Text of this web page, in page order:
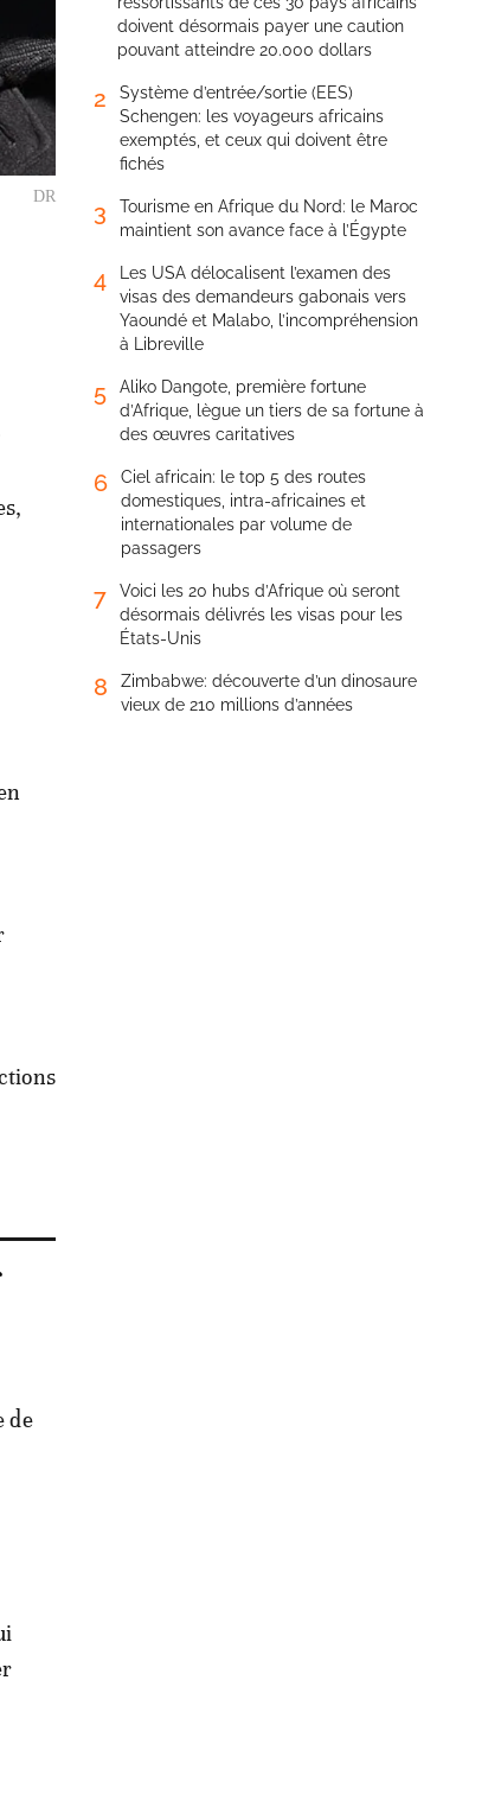
DR
de
doivent désormais payer une caution
pouvant atteindre 20.000 dollars
2
Système d’entrée/sortie (EES)
Schengen: les voyageurs africains
exemptés, et ceux qui doivent être
fichés
3
Tourisme en Afrique du Nord: le Maroc
maintient son avance face à l’Égypte
4
Les USA délocalisent l’examen des
visas des demandeurs gabonais vers
Yaoundé et Malabo, l’incompréhension
à Libreville
5
Aliko Dangote, première fortune
d’Afrique, lègue un tiers de sa fortune à
des œuvres caritatives
6
Ciel africain: le top 5 des routes
domestiques, intra-africaines et
internationales par volume de
passagers
7
Voici les 20 hubs d’Afrique où seront
désormais délivrés les visas pour les
États-Unis
8
Zimbabwe: découverte d’un dinosaure
vieux de 210 millions d’années